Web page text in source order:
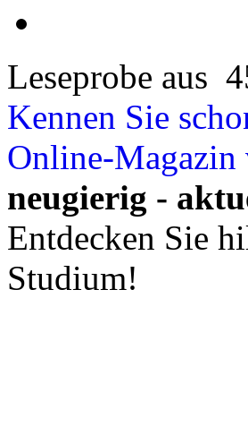
Leseprobe aus
Kennen Sie
Online-Magazin
neugierig -
Entdecken Sie
Studium!